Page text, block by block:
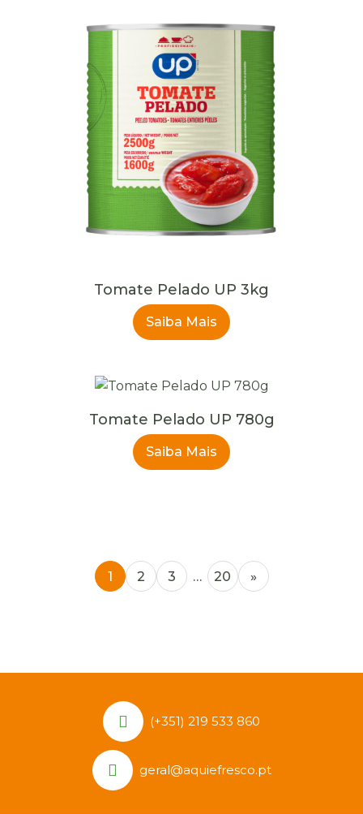
Tomate Pelado UP 3kg
Saiba Mais
Tomate Pelado UP 780g
Saiba Mais
1 2 3 … 20 »
(+351) 219 533 860
geral@aquiefresco.pt